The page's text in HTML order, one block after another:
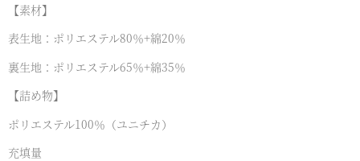
【素材】
表生地：ポリエステル80％+綿20％
裏生地：ポリエステル65％+綿35％
【詰め物】
ポリエステル100％（ユニチカ）
充填量